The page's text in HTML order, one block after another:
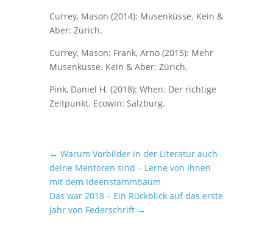
Currey, Mason (2014): Musenküsse. Kein &
Aber: Zürich.
Currey, Mason; Frank, Arno (2015): Mehr
Musenküsse. Kein & Aber: Zürich.
Pink, Daniel H. (2018): When: Der richtige
Zeitpunkt. Ecowin: Salzburg.
← Warum Vorbilder in der Literatur auch
deine Mentoren sind – Lerne von ihnen
mit dem Ideenstammbaum
Das war 2018 – Ein Rückblick auf das erste
Jahr von Federschrift→